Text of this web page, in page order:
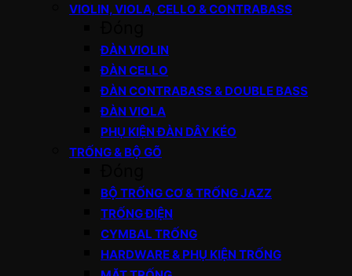
VIOLIN, VIOLA, CELLO & CONTRABASS
ĐÀN VIOLIN
ĐÀN CELLO
ĐÀN CONTRABASS & DOUBLE BASS
ĐÀN VIOLA
PHỤ KIỆN ĐÀN DÂY KÉO
TRỐNG & BỘ GÕ
BỘ TRỐNG CƠ & TRỐNG JAZZ
TRỐNG ĐIỆN
CYMBAL TRỐNG
HARDWARE & PHỤ KIỆN TRỐNG